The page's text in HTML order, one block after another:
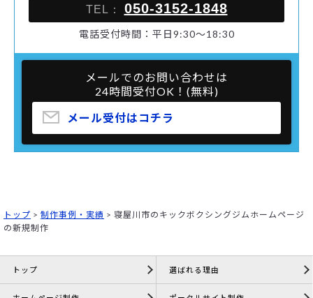
TEL： 050-3152-1848
電話受付時間：平日9:30～18:30
メールでのお問い合わせは
24時間受付OK！(無料)
メール受付はコチラ
トップ > 制作事例・実績 > 寝屋川市のキックボクシングジムホームページ
の新規制作
トップ 選ばれる理由